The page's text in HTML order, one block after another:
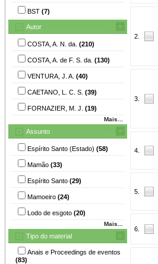
BST (7)
Autor
COSTA, A. N. da. (210)
COSTA, A. de F. S. da. (130)
VENTURA, J. A. (40)
CAETANO, L. C. S. (39)
FORNAZIER, M. J. (19)
Mais...
Assunto
Espírito Santo (Estado) (58)
Mamão (33)
Espírito Santo (29)
Mamoeiro (24)
Lodo de esgoto (20)
Mais...
Tipo do material
Anais e Proceedings de eventos
(83)
2.
3.
4.
5.
6.